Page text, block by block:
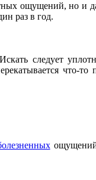
ощущений, но и
раз в год.
следует
что-
ощущений,